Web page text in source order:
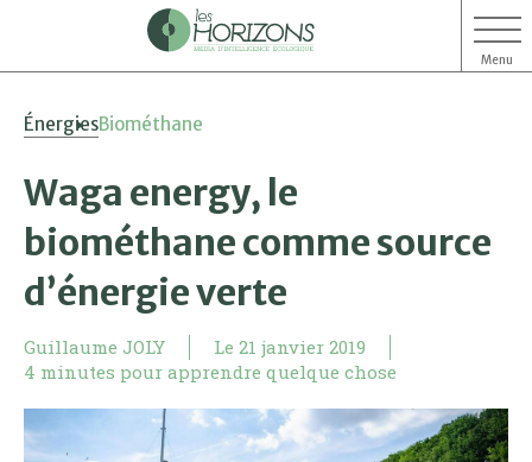
Menu
ÉnergiesBiométhane
Waga energy, le
biométhane comme source
d’énergie verte
Guillaume JOLY Le 21 janvier 2019
4 minutes pour apprendre quelque chose